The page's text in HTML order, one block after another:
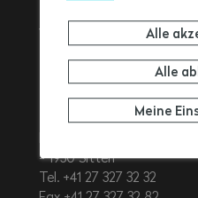
Walliser
1950 Sitten
Tel. +41 27 327 32 32
Alle
Alle
Meine